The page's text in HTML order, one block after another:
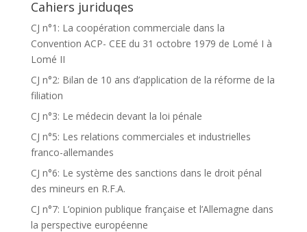
Cahiers juriduqes
CJ n°1: La coopération commerciale dans la
Convention ACP- CEE du 31 octobre 1979 de Lomé I à
Lomé II
CJ n°2: Bilan de 10 ans d’application de la réforme de la
filiation
CJ n°3: Le médecin devant la loi pénale
CJ n°5: Les relations commerciales et industrielles
franco-allemandes
CJ n°6: Le système des sanctions dans le droit pénal
des mineurs en R.F.A.
CJ n°7: L’opinion publique française et l’Allemagne dans
la perspective européenne